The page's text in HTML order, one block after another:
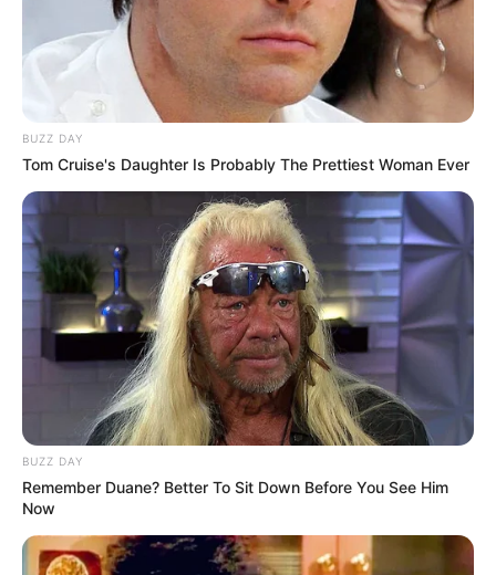
BUZZ DAY
Tom Cruise's Daughter Is Probably The Prettiest Woman Ever
BUZZ DAY
Remember Duane? Better To Sit Down Before You See Him
Now